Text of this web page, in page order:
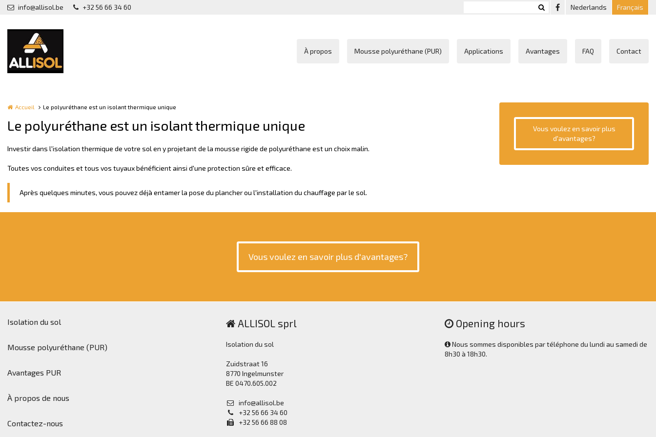
Aller au contenu principal
info@allisol.be +32 56 66 34 60 Nederlands Français
À propos Mousse polyuréthane (PUR) Applications Avantages FAQ Contact
Accueil Le polyuréthane est un isolant thermique unique
Le polyuréthane est un isolant thermique unique
Investir dans l'isolation thermique de votre sol en y projetant de la mousse rigide de polyuréthane est un choix malin.
Toutes vos conduites et tous vos tuyaux bénéficient ainsi d'une protection sûre et efficace.
Après quelques minutes, vous pouvez déjà entamer la pose du plancher ou l'installation du chauffage par le sol.
Vous voulez en savoir plus
d'avantages?
Vous voulez en savoir plus d'avantages?
Isolation du sol
Mousse polyuréthane (PUR)
Avantages PUR
À propos de nous
Contactez-nous
ALLISOL sprl
Isolation du sol
Zuidstraat 16
8770 Ingelmunster
BE 0470.605.002
info@allisol.be
+32 56 66 34 60
+32 56 66 88 08
Opening hours
Nous sommes disponibles par téléphone du lundi au samedi de
8h30 à 18h30.